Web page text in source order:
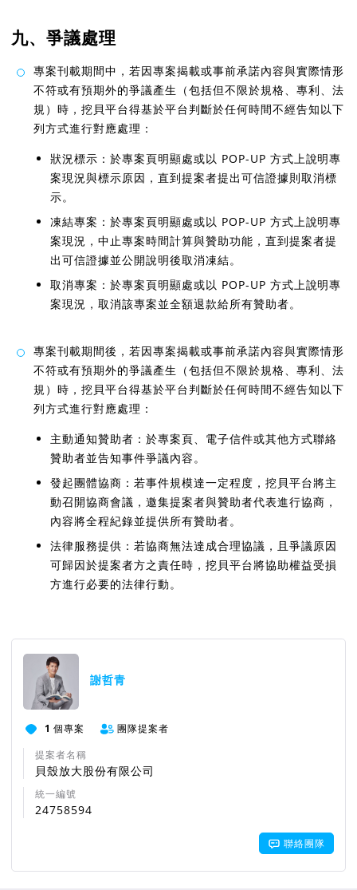
九、爭議處理
專案刊載期間中，若因專案揭載或事前承諾內容與實際情形
不符或有預期外的爭議產生（包括但不限於規格、專利、法
規）時，挖貝平台得基於平台判斷於任何時間不經告知以下
列方式進行對應處理：
狀況標示：於專案頁明顯處或以 POP-UP 方式上說明專
案現況與標示原因，直到提案者提出可信證據則取消標
示。
凍結專案：於專案頁明顯處或以 POP-UP 方式上說明專
案現況，中止專案時間計算與贊助功能，直到提案者提
出可信證據並公開說明後取消凍結。
取消專案：於專案頁明顯處或以 POP-UP 方式上說明專
案現況，取消該專案並全額退款給所有贊助者。
專案刊載期間後，若因專案揭載或事前承諾內容與實際情形
不符或有預期外的爭議產生（包括但不限於規格、專利、法
規）時，挖貝平台得基於平台判斷於任何時間不經告知以下
列方式進行對應處理：
主動通知贊助者：於專案頁、電子信件或其他方式聯絡
贊助者並告知事件爭議內容。
發起團體協商：若事件規模達一定程度，挖貝平台將主
動召開協商會議，邀集提案者與贊助者代表進行協商，
內容將全程紀錄並提供所有贊助者。
法律服務提供：若協商無法達成合理協議，且爭議原因
可歸因於提案者方之責任時，挖貝平台將協助權益受損
方進行必要的法律行動。
謝哲青
1 個專案
團隊提案者
提案者名稱
貝殼放大股份有限公司
統一編號
24758594
聯絡團隊